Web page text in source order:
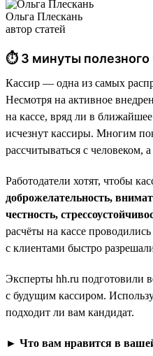
Ольга Плескань
автор статей
⏱ 3 минуты полезного
Кассир — одна из самых
Несмотря на активное
на кассе, вряд ли в
исчезнут кассиры. Многим
рассчитываться с человеком,
Работодатели хотят, чтобы
доброжелательность,
честность,
расчёты на кассе
с клиентами быстро
Эксперты hh.ru подготовили
с будущим кассиром.
подходит ли вам кандидат.
► Что вам нравится в